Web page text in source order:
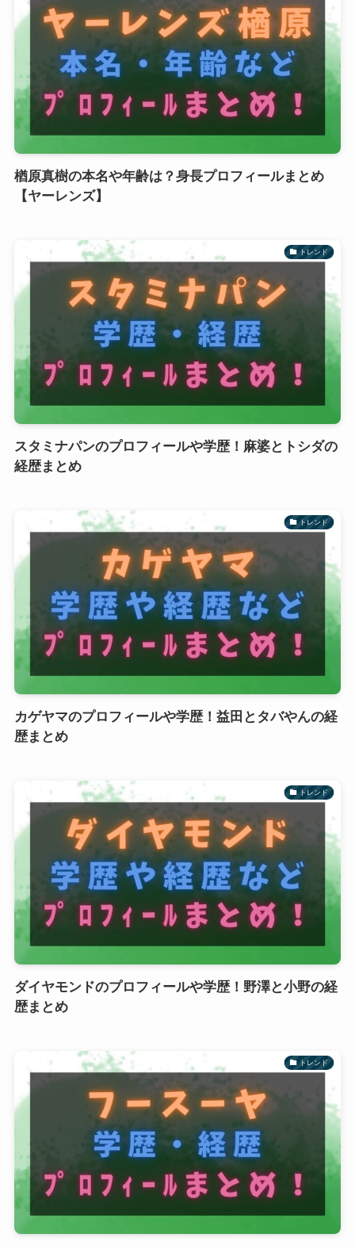
楢原真樹の本名や年齢は？身長プロフィールまとめ
【ヤーレンズ】
トレンド
スタミナパンのプロフィールや学歴！麻婆とトシダの
経歴まとめ
トレンド
カゲヤマのプロフィールや学歴！益田とタバやんの経
歴まとめ
トレンド
ダイヤモンドのプロフィールや学歴！野澤と小野の経
歴まとめ
トレンド